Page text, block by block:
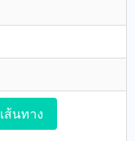
เส้นทาง